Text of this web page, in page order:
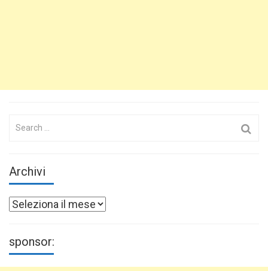
Search
Archivi
Archivi
sponsor: